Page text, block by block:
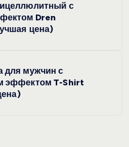
с
Dren
цена)
для мужчин с
эффектом T-Shirt